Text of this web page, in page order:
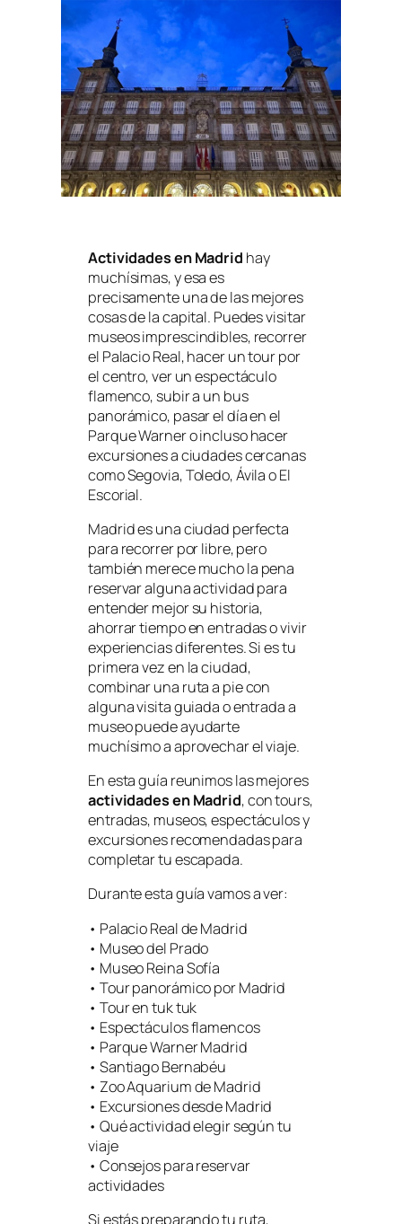
Actividades en Madrid hay
muchísimas, y esa es
precisamente una de las mejores
cosas de la capital. Puedes visitar
museos imprescindibles, recorrer
el Palacio Real, hacer un tour por
el centro, ver un espectáculo
flamenco, subir a un bus
panorámico, pasar el día en el
Parque Warner o incluso hacer
excursiones a ciudades cercanas
como Segovia, Toledo, Ávila o El
Escorial.
Madrid es una ciudad perfecta
para recorrer por libre, pero
también merece mucho la pena
reservar alguna actividad para
entender mejor su historia,
ahorrar tiempo en entradas o vivir
experiencias diferentes. Si es tu
primera vez en la ciudad,
combinar una ruta a pie con
alguna visita guiada o entrada a
museo puede ayudarte
muchísimo a aprovechar el viaje.
En esta guía reunimos las mejores
actividades en Madrid, con tours,
entradas, museos, espectáculos y
excursiones recomendadas para
completar tu escapada.
Durante esta guía vamos a ver:
• Palacio Real de Madrid
• Museo del Prado
• Museo Reina Sofía
• Tour panorámico por Madrid
• Tour en tuk tuk
• Espectáculos flamencos
• Parque Warner Madrid
• Santiago Bernabéu
• Zoo Aquarium de Madrid
• Excursiones desde Madrid
• Qué actividad elegir según tu
viaje
• Consejos para reservar
actividades
Si estás preparando tu ruta,